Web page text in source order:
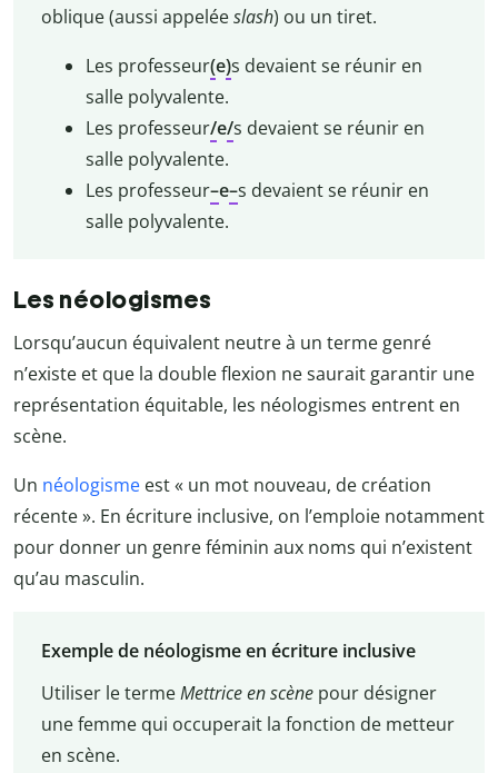
oblique (aussi appeléeslash) ou un tiret.
Les professeur(e)s devaient se réunir en
salle polyvalente.
Les professeur/e/s devaient se réunir en
salle polyvalente.
Les professeur–e–s devaient se réunir en
salle polyvalente.
Les néologismes
Lorsqu’aucun équivalent neutre à un terme genré
n’existe et que la double flexion ne saurait garantir une
représentation équitable, les néologismes entrent en
scène.
Un néologisme est « un mot nouveau, de création
récente ». En écriture inclusive, on l’emploie notamment
pour donner un genre féminin aux noms qui n’existent
qu’au masculin.
Exemple de néologisme en écriture inclusive
Utiliser le termeMettrice en scènepour désigner
une femme qui occuperait la fonction de metteur
en scène.